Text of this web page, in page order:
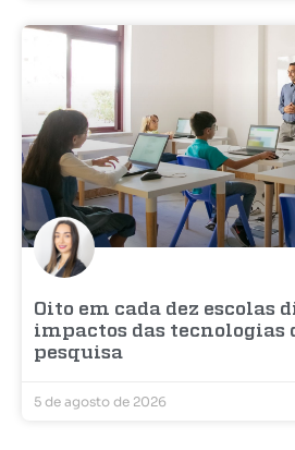
Oito em cada dez escolas
impactos das tecnologias
pesquisa
5 de agosto de 2026